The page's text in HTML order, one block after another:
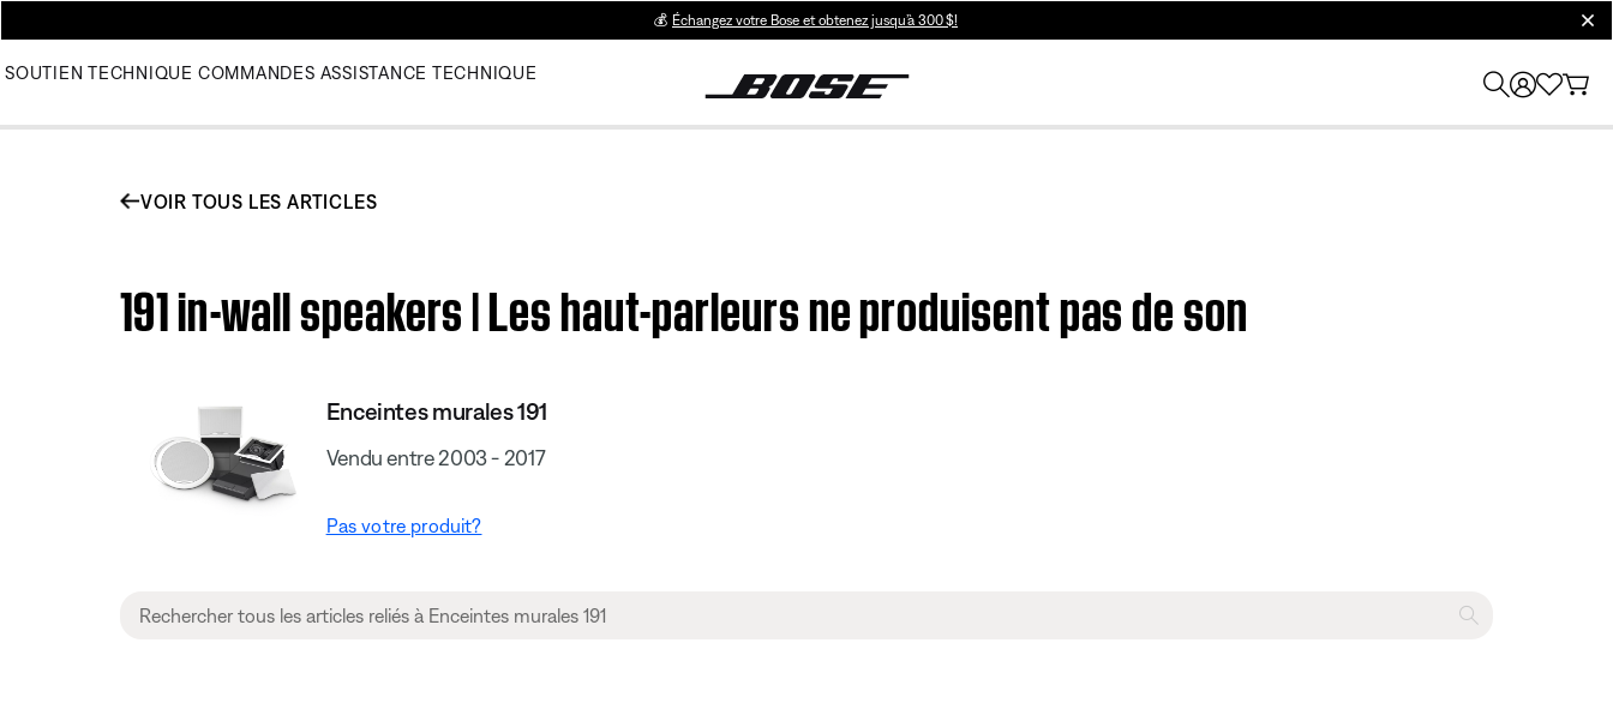
💰 Échangez votre Bose et obtenez jusqu’à 300 $!
SOUTIEN TECHNIQUE COMMANDES ASSISTANCE TECHNIQUE
VOIR TOUS LES ARTICLES
191 in-wall speakers | Les haut-parleurs ne produisent pas de son
Enceintes murales 191
Vendu entre 2003 - 2017
Pas votre produit?